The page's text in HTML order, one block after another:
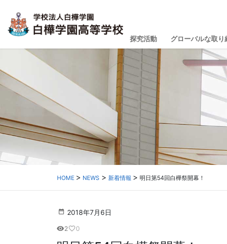
探究活動 グローバルな取り
HOME NEWS 新着情報 明日第54回白樺祭開幕！
2018年7月6日
visibility2favorite_border0